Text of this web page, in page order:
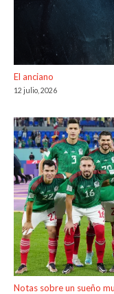
El anciano
12 julio, 2026
Notas sobre un sueño